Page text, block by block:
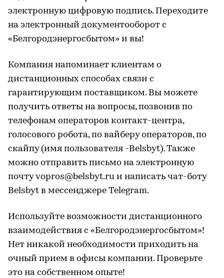
электронную цифровую подпись. Переходите
на электронный документооборот с
«Белгородэнергосбытом» и вы!
Компания напоминает клиентам о
дистанционных способах связи с
гарантирующим поставщиком. Вы можете
получить ответы на вопросы, позвонив по
телефонам операторов контакт-центра,
голосового робота, по вайберу операторов, по
скайпу (имя пользователя -Belsbyt). Также
можно отправить письмо на электронную
почту vopros@belsbyt.ru и написать чат-боту
Belsbyt в мессенджере Telegram.
Используйте возможности дистанционного
взаимодействия с «Белгородэнергосбытом»!
Нет никакой необходимости приходить на
очный прием в офисы компании. Проверьте
это на собственном опыте!